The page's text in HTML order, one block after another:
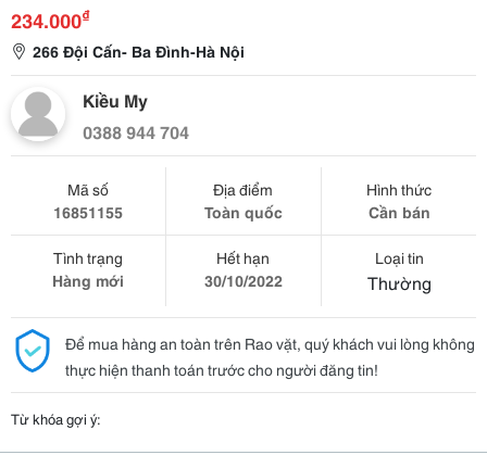
234.000₫
266 Đội Cấn- Ba Đình-Hà Nội
Kiều My
0388 944 704
Mã số
16851155
Địa điểm
Toàn quốc
Hình thức
Cần bán
Tình trạng
Hàng mới
Hết hạn
30/10/2022
Loại tin
Thường
Để mua hàng an toàn trên Rao vặt, quý khách vui lòng không
thực hiện thanh toán trước cho người đăng tin!
Từ khóa gợi ý: